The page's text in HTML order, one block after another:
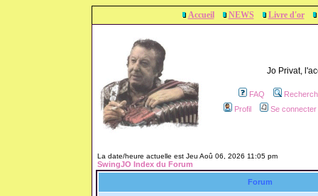
Accueil NEWS Livre d'or
Jo Privat,
FAQ
Profil
Se
La date/heure actuelle est Jeu Aoû 06, 2026 11:05 pm
SwingJO Index du Forum
Forum